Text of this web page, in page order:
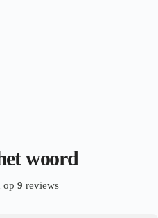
woord
op 9 reviews